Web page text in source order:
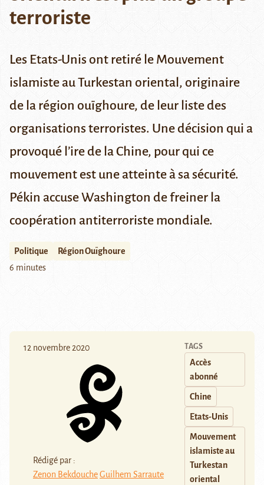
terroriste
Les Etats-Unis ont retiré le Mouvement
islamiste au Turkestan oriental, originaire
de la région ouïghoure, de leur liste des
organisations terroristes. Une décision qui a
provoqué l’ire de la Chine, pour qui ce
mouvement est une atteinte à sa sécurité.
Pékin accuse Washington de freiner la
coopération antiterroriste mondiale.
Politique
Région Ouïghoure
6 minutes
12 novembre 2020
Rédigé par :
Zenon BekdoucheGuilhem Sarraute
TAGS
Accès
abonné
Chine
Etats-Unis
Mouvement
islamiste au
Turkestan
oriental